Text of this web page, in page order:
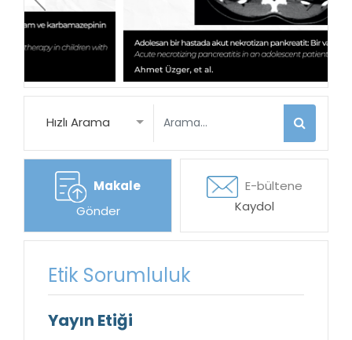
Hızlı Arama
Makale
Gönder
E-bültene
Kaydol
Etik Sorumluluk
Yayın Etiği